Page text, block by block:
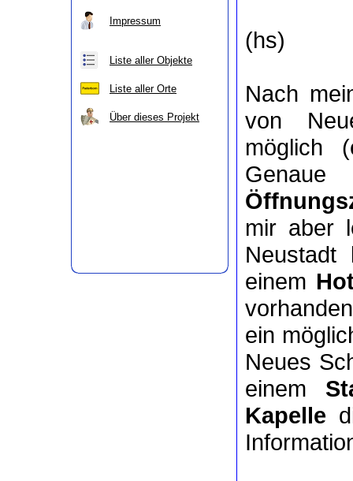
Impressum
Liste aller Objekte
Liste aller Orte
Über dieses Projekt
(hs)
Nach
von
möglich
mir aber
Neustadt
einem
ein
Neues
einem
Kapelle